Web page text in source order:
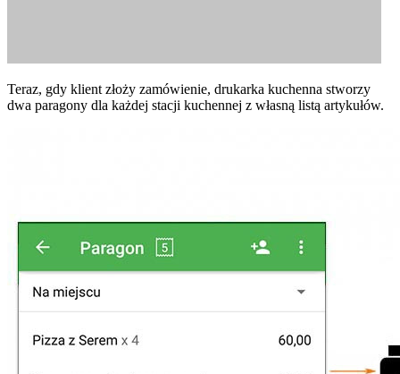
Teraz, gdy klient złoży zamówienie, drukarka kuchenna stworzy
dwa paragony dla każdej stacji kuchennej z własną listą artykułów.